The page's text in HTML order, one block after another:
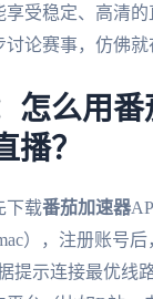
享受稳定、高清
论赛事，仿佛就
怎么用
播？
下载番茄加速器
），注册账号后
提示连接最优线